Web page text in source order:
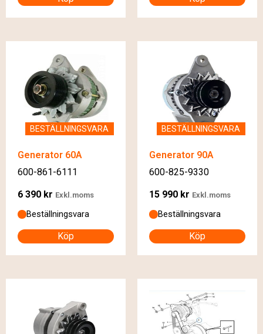
BESTÄLLNINGSVARA
Generator 60A
600-861-6111
6 390 kr Exkl.moms
Beställningsvara
Köp
BESTÄLLNINGSVARA
Generator 90A
600-825-9330
15 990 kr Exkl.moms
Beställningsvara
Köp